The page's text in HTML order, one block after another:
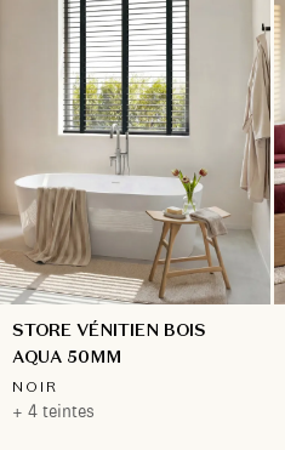
STORE VÉNITIEN BOIS
AQUA 50MM
NOIR
+ 4 teintes